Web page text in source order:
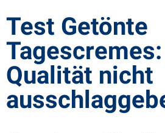
Test Getönte
Qualität nicht